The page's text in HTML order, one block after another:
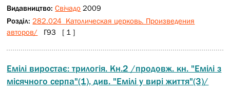
Видавництво:Свічадо 2009
Розділ: 282.024 Католическая церковь. Произведения
авторов/ Г93 [ 1 ]
Емілі виростає: трилогія. Кн.2 /продовж. кн. "Емілі з
місячного серпа"(1), див. "Емілі у вирі життя"(3)/